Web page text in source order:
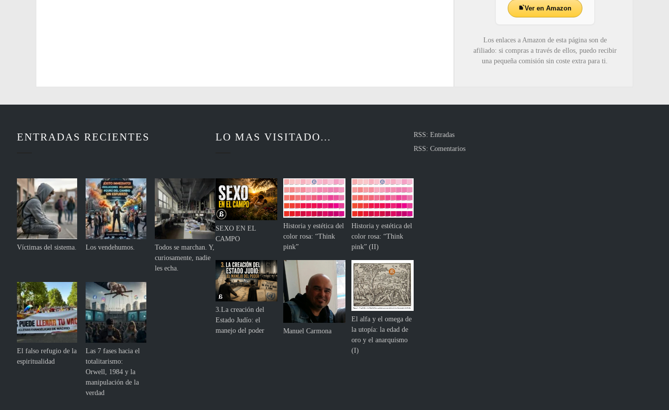
Ver en Amazon
Los enlaces a Amazon de esta página son de
afiliado: si compras a través de ellos, puedo recibir
una pequeña comisión sin coste extra para ti.
ENTRADAS RECIENTES
Víctimas del sistema. Los vendehumos.
Todos se marchan. Y,
curiosamente, nadie
les echa.
El falso refugio de la
espiritualidad
Las 7 fases hacia el
totalitarismo:
Orwell, 1984 y la
manipulación de la
verdad
LO MAS VISITADO...
SEXO EN EL
CAMPO
Historia y estética del
color rosa: “Think
pink”
Historia y estética del
color rosa: “Think
pink” (II)
3.La creación del
Estado Judío: el
manejo del poder
Manuel Carmona
El alfa y el omega de
la utopía: la edad de
oro y el anarquismo
(I)
RSS: Entradas
RSS: Comentarios